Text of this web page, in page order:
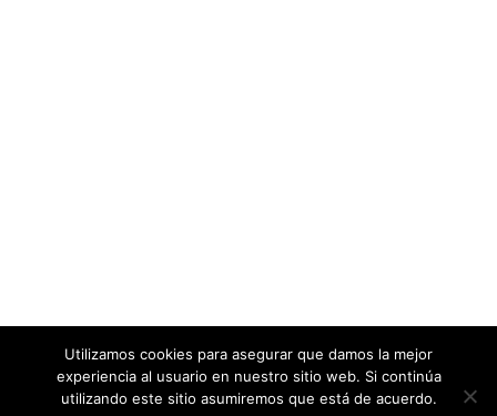
Utilizamos cookies para asegurar que damos la mejor
experiencia al usuario en nuestro sitio web. Si continúa
utilizando este sitio asumiremos que está de acuerdo.